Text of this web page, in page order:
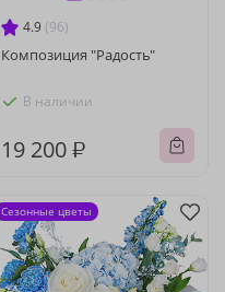
4.9 (96)
Композиция "Радость"
В наличии
19 200 ₽
Сезонные цветы